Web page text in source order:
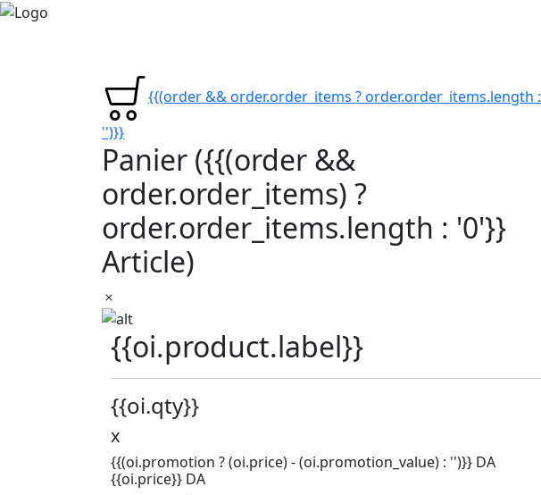
{{(order && order.order_items ? order.order_items.length :
'')}}
Panier ({{(order &&
order.order_items) ?
order.order_items.length : '0'}}
Article)
{{oi.product.label}}
{{oi.qty}}
x
{{(oi.promotion ? (oi.price) - (oi.promotion_value) : '')}} DA
{{oi.price}} DA